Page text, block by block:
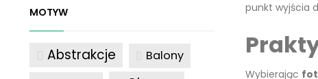
punkt wyjścia
Wybierając
MOTYW
Abstrakcje
Balony